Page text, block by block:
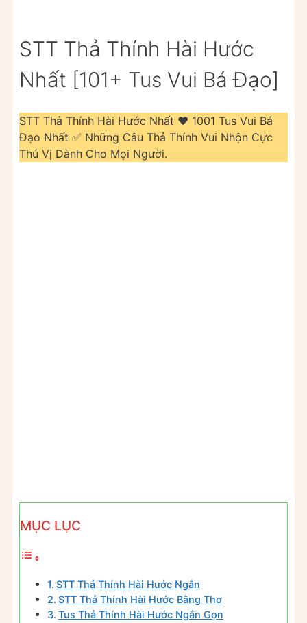
STT Thả Thính Hài Hước
Nhất [101+ Tus Vui Bá Đạo]
STT Thả Thính Hài Hước Nhất ❤️️ 1001 Tus Vui Bá
Đạo Nhất ✅ Những Câu Thả Thính Vui Nhộn Cực
Thú Vị Dành Cho Mọi Người.
MỤC LỤC
STT Thả Thính Hài Hước Ngắn
STT Thả Thính Hài Hước Bằng Thơ
Tus Thả Thính Hài Hước Ngắn Gọn